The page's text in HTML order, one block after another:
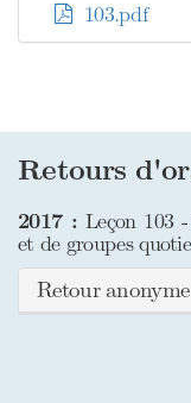
103.pdf
Retours
2017 : Leçon 103
et de groupes
Retour